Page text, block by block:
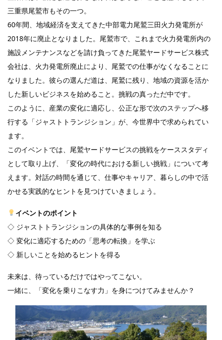
三重県尾鷲市もその一つ。
60年間、地域経済を支えてきた中部電力尾鷲三田火力発電所が
2018年に廃止となりました。尾鷲市で、これまで火力発電所内の
施設メンテナンスなどを請け負ってきた尾鷲ヤードサービス株式
会社は、火力発電所廃止により、尾鷲での仕事がなくなることに
なりました。彼らの選んだ道は、尾鷲に残り、地域の資源を活か
した新しいビジネスを始めること。挑戦の真っただ中です。
このように、産業の変化に適応し、公正な形で次のステップへ移
行する「ジャストトランジション」が、今世界中で求められてい
ます。
このイベントでは、尾鷲ヤードサービスの挑戦をケーススタディ
として取り上げ、「変化の時代における新しい挑戦」について考
えます。対話の時間を通じて、仕事やキャリア、暮らしの中で活
かせる実践的なヒントを見つけていきましょう。
イベントのポイント
◇ ジャストトランジションの具体的な事例を知る
◇ 変化に適応するための「思考の転換」を学ぶ
◇ 新しいことを始めるヒントを得る
未来は、待っているだけではやってこない。
一緒に、「変化を乗りこなす力」を身につけてみませんか？